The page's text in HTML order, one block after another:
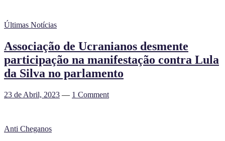
Últimas Notícias
Associação de Ucranianos desmente
participação na manifestação contra Lula
da Silva no parlamento
23 de Abril, 2023 — 1 Comment
Anti Cheganos